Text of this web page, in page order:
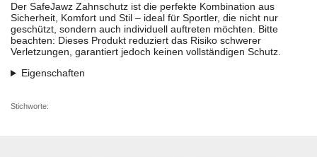
Der SafeJawz Zahnschutz ist die perfekte Kombination aus
Sicherheit, Komfort und Stil – ideal für Sportler, die nicht nur
geschützt, sondern auch individuell auftreten möchten. Bitte
beachten: Dieses Produkt reduziert das Risiko schwerer
Verletzungen, garantiert jedoch keinen vollständigen Schutz.
Eigenschaften
Stichworte: